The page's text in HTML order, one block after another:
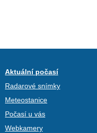
Aktuální počasí
Radarové snímky
Meteostanice
Počasí u vás
Webkamery